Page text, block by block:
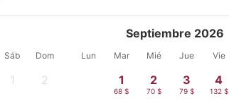
Sáb Dom
1 2
Septiembre 2026
Lun Mar Mié Jue Vie
1
68 $
2
70 $
3
79 $
4
132 $